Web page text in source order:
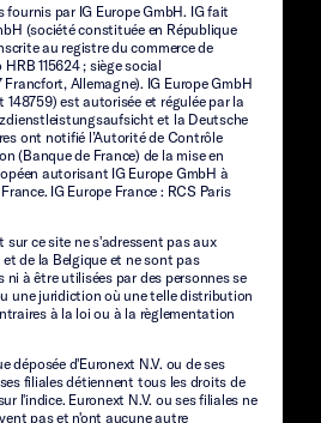
par IG Europe GmbH. IG fait
(société constituée en République
au registre du commerce de
115624 ; siège social
Allemagne). IG Europe GmbH
148759) est autorisée et régulée par la
et la Deutsche
ont notifié l’Autorité de Contrôle
(Banque de France) de la mise en
autorisant IG Europe GmbH à
IG Europe France : RCS Paris
ce site ne s'adressent pas aux
de la Belgique et ne sont pas
ni à être utilisées par des personnes se
une juridiction où une telle distribution
à la loi ou à la règlementation
déposée d'Euronext N.V. ou de ses
filiales détiennent tous les droits de
l'indice. Euronext N.V. ou ses filiales ne
pas et n'ont aucune autre